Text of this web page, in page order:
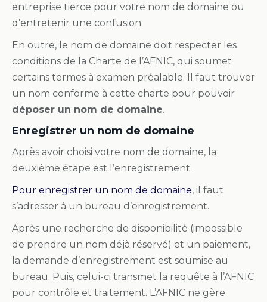
entreprise tierce pour votre nom de domaine ou
d’entretenir une confusion.
En outre, le nom de domaine doit respecter les
conditions de la Charte de l’AFNIC, qui soumet
certains termes à examen préalable. Il faut trouver
un nom conforme à cette charte pour pouvoir
déposer un nom de domaine.
Enregistrer un nom de domaine
Après avoir choisi votre nom de domaine, la
deuxième étape est l’enregistrement.
Pour enregistrer un nom de domaine, il faut
s’adresser à un bureau d’enregistrement.
Après une recherche de disponibilité (impossible
de prendre un nom déjà réservé) et un paiement,
la demande d’enregistrement est soumise au
bureau. Puis, celui-ci transmet la requête à l’AFNIC
pour contrôle et traitement. L’AFNIC ne gère